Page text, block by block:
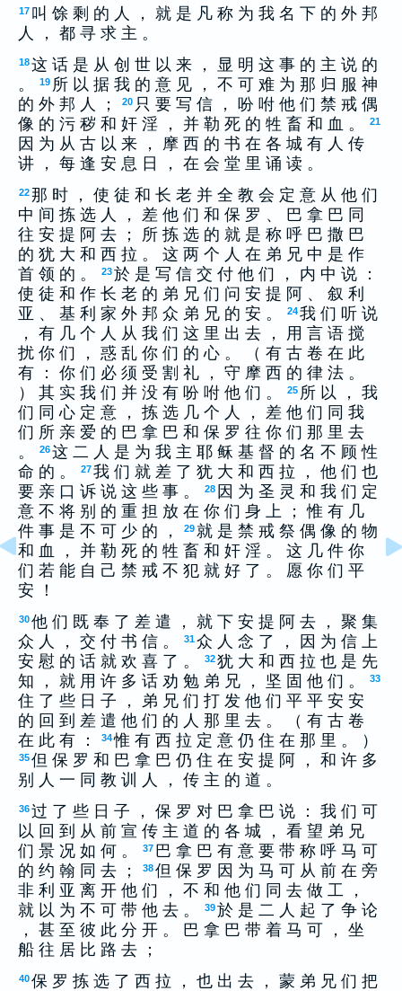
17 叫 馀 剩 的 人 ， 就 是 凡 称 为 我 名 下 的 外 邦
人 ， 都 寻 求 主 。
18这 话 是 从 创 世 以 来 ， 显 明 这 事 的 主 说 的
。
19 所 以 据 我 的 意 见 ， 不 可 难 为 那 归 服 神
的 外 邦 人 ；
20 只 要 写 信 ， 吩 咐 他 们 禁 戒 偶
像 的 污 秽 和 奸 淫 ， 并 勒 死 的 牲 畜 和 血 。
21
因 为 从 古 以 来 ， 摩 西 的 书 在 各 城 有 人 传
讲 ， 每 逢 安 息 日 ， 在 会 堂 里 诵 读 。
22那 时 ， 使 徒 和 长 老 并 全 教 会 定 意 从 他 们
中 间 拣 选 人 ， 差 他 们 和 保 罗 、 巴 拿 巴 同
往 安 提 阿 去 ； 所 拣 选 的 就 是 称 呼 巴 撒 巴
的 犹 大 和 西 拉 。 这 两 个 人 在 弟 兄 中 是 作
首 领 的 。
23於 是 写 信 交 付 他 们 ， 内 中 说 ：
使 徒 和 作 长 老 的 弟 兄 们 问 安 提 阿 、 叙 利
亚 、 基 利 家 外 邦 众 弟 兄 的 安 。
24我 们 听 说
， 有 几 个 人 从 我 们 这 里 出 去 ， 用 言 语 搅
扰 你 们 ， 惑 乱 你 们 的 心 。 （ 有 古 卷 在 此
有 ： 你 们 必 须 受 割 礼 ， 守 摩 西 的 律 法 。
） 其 实 我 们 并 没 有 吩 咐 他 们 。
25 所 以 ， 我
们 同 心 定 意 ， 拣 选 几 个 人 ， 差 他 们 同 我
们 所 亲 爱 的 巴 拿 巴 和 保 罗 往 你 们 那 里 去
。
26这 二 人 是 为 我 主 耶 稣 基 督 的 名 不 顾 性
命 的 。
27我 们 就 差 了 犹 大 和 西 拉 ， 他 们 也
要 亲 口 诉 说 这 些 事 。
28 因 为 圣 灵 和 我 们 定
意 不 将 别 的 重 担 放 在 你 们 身 上 ； 惟 有 几
件 事 是 不 可 少 的 ，
29就 是 禁 戒 祭 偶 像 的 物
和 血 ， 并 勒 死 的 牲 畜 和 奸 淫 。 这 几 件 你
们 若 能 自 己 禁 戒 不 犯 就 好 了 。 愿 你 们 平
安 ！
30他 们 既 奉 了 差 遣 ， 就 下 安 提 阿 去 ， 聚 集
众 人 ， 交 付 书 信 。
31众 人 念 了 ， 因 为 信 上
安 慰 的 话 就 欢 喜 了 。
32犹 大 和 西 拉 也 是 先
知 ， 就 用 许 多 话 劝 勉 弟 兄 ， 坚 固 他 们 。
33
住 了 些 日 子 ， 弟 兄 们 打 发 他 们 平 平 安 安
的 回 到 差 遣 他 们 的 人 那 里 去 。 （ 有 古 卷
在 此 有 ：
34惟 有 西 拉 定 意 仍 住 在 那 里 。 ）
35但 保 罗 和 巴 拿 巴 仍 住 在 安 提 阿 ， 和 许 多
别 人 一 同 教 训 人 ， 传 主 的 道 。
36过 了 些 日 子 ， 保 罗 对 巴 拿 巴 说 ： 我 们 可
以 回 到 从 前 宣 传 主 道 的 各 城 ， 看 望 弟 兄
们 景 况 如 何 。
37 巴 拿 巴 有 意 要 带 称 呼 马 可
的 约 翰 同 去 ；
38但 保 罗 因 为 马 可 从 前 在 旁
非 利 亚 离 开 他 们 ， 不 和 他 们 同 去 做 工 ，
就 以 为 不 可 带 他 去 。
39於 是 二 人 起 了 争 论
， 甚 至 彼 此 分 开 。 巴 拿 巴 带 着 马 可 ， 坐
船 往 居 比 路 去 ；
40保 罗 拣 选 了 西 拉 ， 也 出 去 ， 蒙 弟 兄 们 把